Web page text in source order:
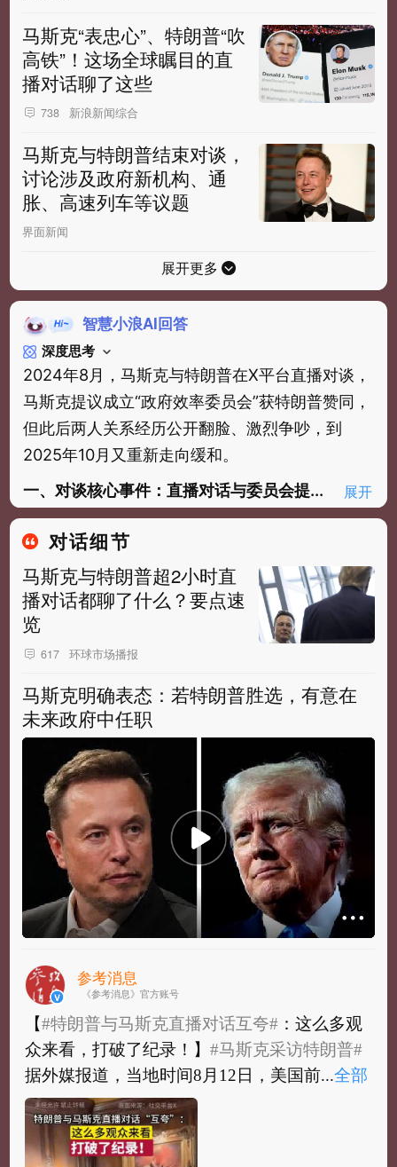
马斯克“表忠心”、特朗普“吹
高铁”！这场全球瞩目的直
播对话聊了这些
738 新浪新闻综合
马斯克与特朗普结束对谈，
讨论涉及政府新机构、通
胀、高速列车等议题
界面新闻
展开更多
智慧小浪AI回答
深度思考
2024年8月，马斯克与特朗普在X平台直播对谈，
马斯克提议成立“政府效率委员会”获特朗普赞同，
但此后两人关系经历公开翻脸、激烈争吵，到
2025年10月又重新走向缓和。
一、对谈核心事件：直播对话与委员会提...展开
对话细节
马斯克与特朗普超2小时直
播对话都聊了什么？要点速
览
617 环球市场播报
马斯克明确表态：若特朗普胜选，有意在
未来政府中任职
参考消息
《参考消息》官方账号
【#特朗普与马斯克直播对话互夸# ：这么多观
众来看，打破了纪录！】#马斯克采访特朗普#
据外媒报道，当地时间8月12日，美国前...全部
【#特朗普与马斯克直播对话互夸#
众来看，打破了纪录！】
据外媒报道，当地时间8月12日，美国前总...